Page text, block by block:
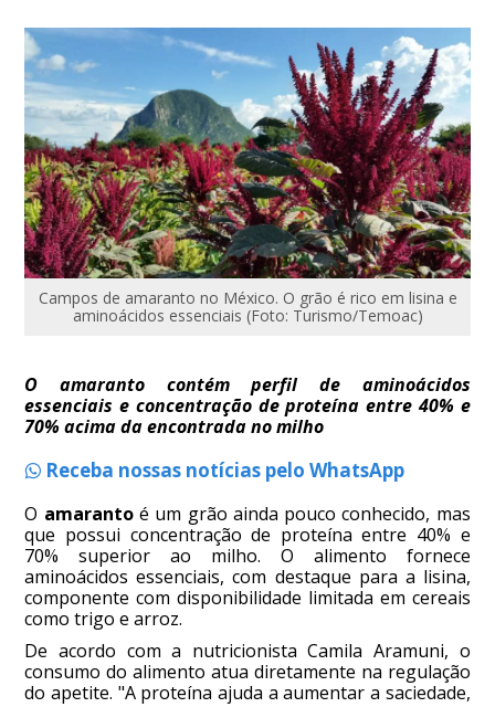
Campos de amaranto no México. O grão é rico em lisina e
aminoácidos essenciais (Foto: Turismo/Temoac)
O amaranto contém perfil de aminoácidos
essenciais e concentração de proteína entre 40% e
70% acima da encontrada no milho
Receba nossas notícias pelo WhatsApp
O amarantoé um grão ainda pouco conhecido, mas
que possui concentração de proteína entre 40% e
70% superior ao milho. O alimento fornece
aminoácidos essenciais, com destaque para a lisina,
componente com disponibilidade limitada em cereais
como trigo e arroz.
De acordo com a nutricionista Camila Aramuni, o
consumo do alimento atua diretamente na regulação
do apetite. "A proteína ajuda a aumentar a saciedade,